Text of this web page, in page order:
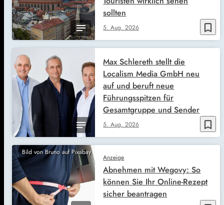
bookmark_border
5. Aug. 2026
sollten
bookmark_border
5. Aug. 2026
Max Schlereth stellt die
Localism Media GmbH neu
auf und beruft neue
Führungsspitzen für
Gesamtgruppe und Sender
Bild von Bruno auf Pixabay
Anzeige
Abnehmen mit Wegovy: So
können Sie Ihr Online-Rezept
sicher beantragen